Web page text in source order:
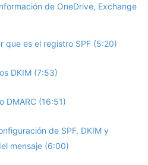
de OneDrive, Exchange
que es el registro SPF (5:20)
DKIM (7:53)
DMARC (16:51)
de SPF, DKIM y
mensaje (6:00)